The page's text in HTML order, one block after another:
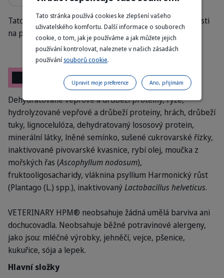
Tato množství jsou orientační a mohou se lišit v závislosti
na plemeni a úrovni aktivity mladé kočky
Dehydratované vepřové a drůbeží proteiny, rýže,
hydrolyzované vepřové a drůbeží proteiny, hrách, drůbeží
tuky, lignocelulóza, dehydratovaný lososový protein,
minerální látky, lněné semínko, sušené cukrovarské řízky,
inaktivované pivovarské kvasnice, rybí olej, moučka z
mořských řas (Ascophyllum nodosum),
fruktooligosacharidy, vláknina psyllium Harmonický růst
(Plantago (L.) spp.), inaktivovanýLactobacillus helveticus.
VETERINARY HPM® neobsahuje žádná umělá barviva ani
dochucovadla. Neobsahuje běžné potravinové alergeny,
jako jsou: mléčné výrobky, jehněčí, vejce, pšenice,
kukuřice, sója a lepek.
Hlavní složky
Tato stránka používá cookies ke zlepšení vašeho
uživatelského komfortu. Další informace o souborech
cookie, o tom, jak je používáme a jak můžete jejich
používání kontrolovat, naleznete v našich zásadách
používání souborů cookie.
Ano, přijímám
Upravit moje preference